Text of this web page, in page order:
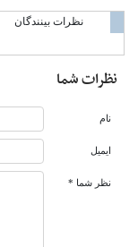
نظرات بینندگان
نظرات شما
نام
ایمیل
نظر شما *